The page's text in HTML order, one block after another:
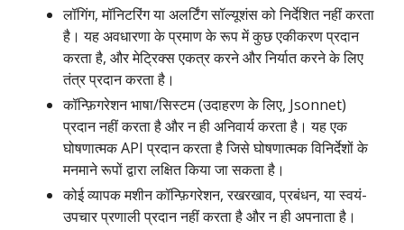
लॉगिंग, मॉनिटरिंग या अलर्टिंग सॉल्यूशंस को निर्देशित नहीं करता
है। यह अवधारणा के प्रमाण के रूप में कुछ एकीकरण प्रदान
करता है, और मेट्रिक्स एकत्र करने और निर्यात करने के लिए
तंत्र प्रदान करता है।
कॉन्फ़िगरेशन भाषा/सिस्टम (उदाहरण के लिए, Jsonnet)
प्रदान नहीं करता है और न ही अनिवार्य करता है। यह एक
घोषणात्मक API प्रदान करता है जिसे घोषणात्मक विनिर्देशों के
मनमाने रूपों द्वारा लक्षित किया जा सकता है।
कोई व्यापक मशीन कॉन्फ़िगरेशन, रखरखाव, प्रबंधन, या स्वयं-
उपचार प्रणाली प्रदान नहीं करता है और न ही अपनाता है।